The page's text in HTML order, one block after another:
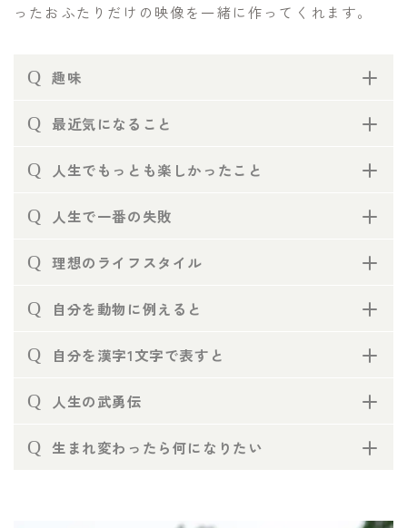
ったおふたりだけの映像を一緒に作ってくれます。
Q 趣味
Q 最近気になること
Q 人生でもっとも楽しかったこと
Q 人生で一番の失敗
Q 理想のライフスタイル
Q 自分を動物に例えると
Q 自分を漢字1文字で表すと
Q 人生の武勇伝
Q 生まれ変わったら何になりたい